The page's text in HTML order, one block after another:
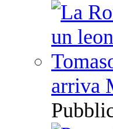
arriva